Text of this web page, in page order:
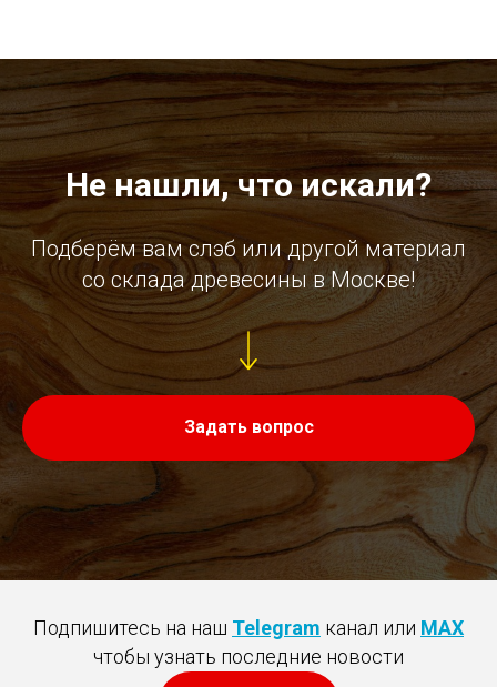
Не нашли, что искали?
Подберём вам слэб или другой материал
со склада древесины в Москве!
Задать вопрос
Подпишитесь на наш Telegram канал или MAX
чтобы узнать последние новости